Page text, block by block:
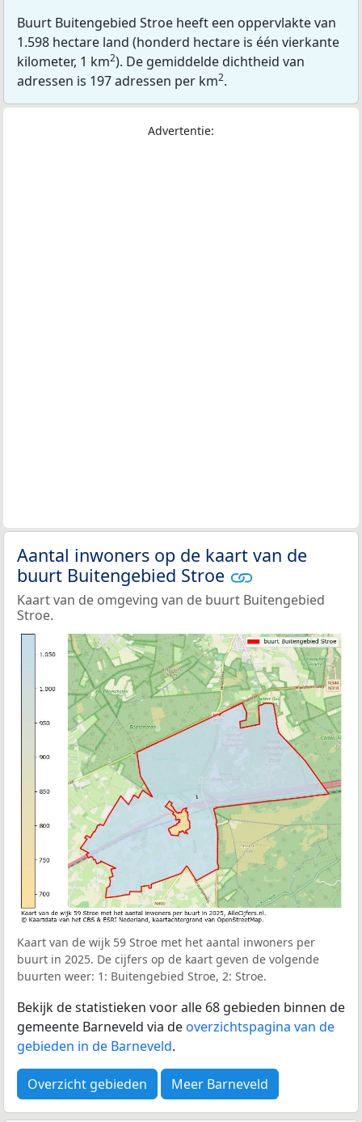
Buurt Buitengebied Stroe heeft een oppervlakte van
1.598 hectare land (honderd hectare is één vierkante
kilometer, 1 km2). De gemiddelde dichtheid van
adressen is 197 adressen per km2.
Advertentie:
Aantal inwoners op de kaart van de
buurt Buitengebied Stroe
Kaart van de omgeving van de buurt Buitengebied
Stroe.
Kaart van de wijk 59 Stroe met het aantal inwoners per
buurt in 2025. De cijfers op de kaart geven de volgende
buurten weer: 1: Buitengebied Stroe, 2: Stroe.
Bekijk de statistieken voor alle 68 gebieden binnen de
gemeente Barneveld via deoverzichtspagina van de
gebieden in de Barneveld.
Overzicht gebieden Meer Barneveld